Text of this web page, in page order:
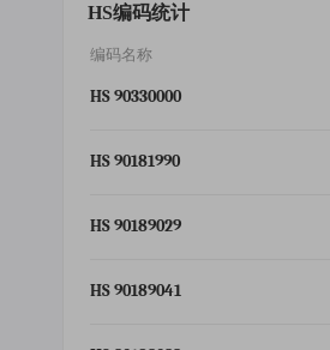
HS编码统计
编码名称
HS 90330000
HS 90181990
HS 90189029
HS 90189041